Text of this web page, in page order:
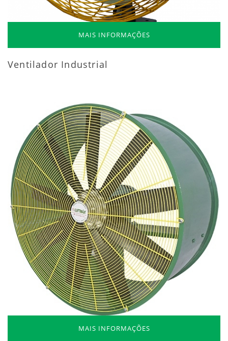
MAIS INFORMAÇÕES
Ventilador Industrial
MAIS INFORMAÇÕES